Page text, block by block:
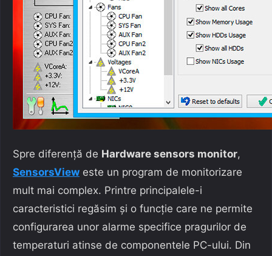
Spre diferență de Hardware sensors monitor,
SensorsView este un program de monitorizare
mult mai complex. Printre principalele-i
caracteristici regăsim și o funcție care ne permite
configurarea unor alarme specifice pragurilor de
temperaturi atinse de componentele PC-ului. Din